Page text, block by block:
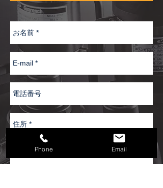
Phone Email